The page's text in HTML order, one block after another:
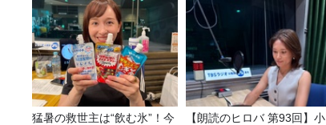
猛暑の救世主は“飲む氷”！今
【朗読のヒロバ 第93回】小